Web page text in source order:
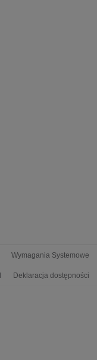
Wymagania Systemowe
Deklaracja dostępności